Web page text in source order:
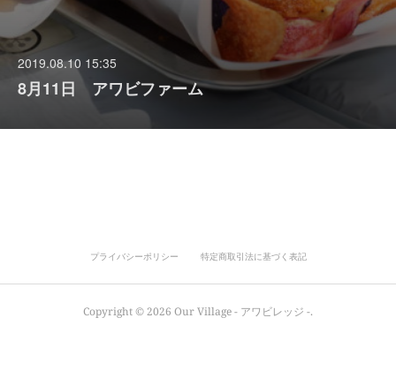
2019.08.10 15:35
8月11日 アワビファーム
プライバシーポリシー 特定商取引法に基づく表記
Copyright ©2026 Our Village - アワビレッジ -.